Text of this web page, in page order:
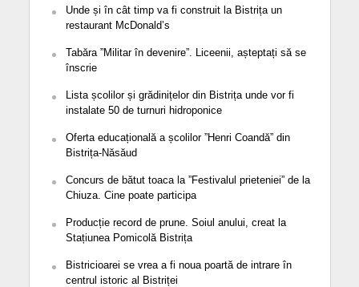
Unde și în cât timp va fi construit la Bistrița un
restaurant McDonald’s
Tabăra ”Militar în devenire”. Liceenii, așteptați să se
înscrie
Lista școlilor și grădinițelor din Bistrița unde vor fi
instalate 50 de turnuri hidroponice
Oferta educațională a școlilor ”Henri Coandă” din
Bistrița-Năsăud
Concurs de bătut toaca la ”Festivalul prieteniei” de la
Chiuza. Cine poate participa
Producție record de prune. Soiul anului, creat la
Stațiunea Pomicolă Bistrița
Bistricioarei se vrea a fi noua poartă de intrare în
centrul istoric al Bistriței